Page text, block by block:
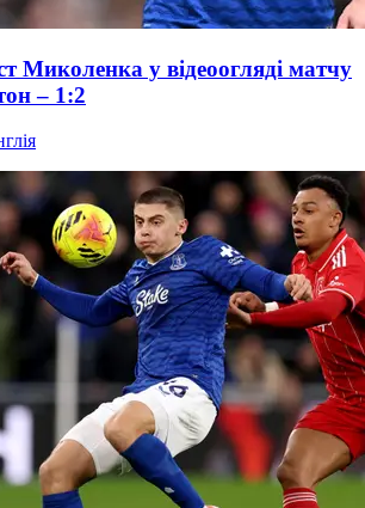
Миколенка у відеоогляді матчу
– 1:2